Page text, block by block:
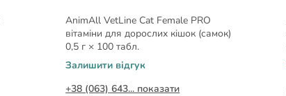
AnimAll VetLine Cat Female PRO
вітаміни для дорослих кішок (самок)
0,5 г × 100 табл.
Залишити відгук
+38 (063) 643... показати